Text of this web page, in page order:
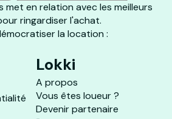
met en relation avec les meilleurs
ringardiser l'achat.
la location :
Lokki
A propos
Vous êtes loueur ?
Devenir partenaire